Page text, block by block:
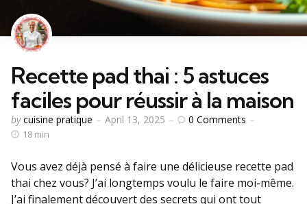
Recette pad thai : 5 astuces
faciles pour réussir à la maison
Posted
by
by cuisine pratique April 13, 2025 0 Comments
18 min
Vous avez déjà pensé à faire une délicieuse recette pad
thai chez vous? J’ai longtemps voulu le faire moi-même.
J’ai finalement découvert des secrets qui ont tout